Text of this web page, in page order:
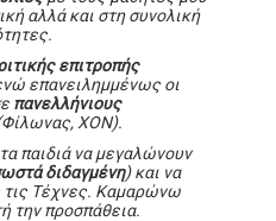
αλλά και στη συνολική
επιτροπής
επανειλημμένως οι
πανελλήνιους
ΧΟΝ).
παιδιά να μεγαλώνουν
διδαγμένη) και να
τις Τέχνες. Καμαρώνω
την προσπάθεια.